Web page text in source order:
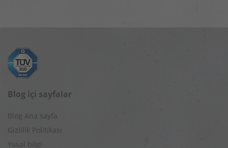
Blog içi sayfalar
Blog Ana sayfa
Gizlilik Politikası
Yasal bilgi